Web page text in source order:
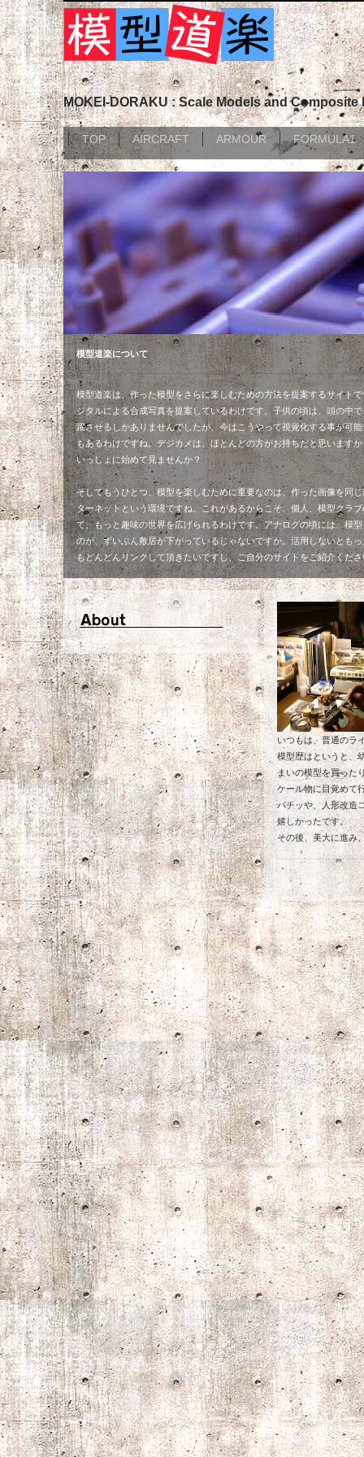
MOKEI-DORAKU : Scale Models and
TOP AIRCRAFT ARMOUR FORMULA1
模型道楽について
模型道楽は、作った模型をさらに楽しむための方法を提案するサイト
ジタルによる合成写真を提案しているわけです。子供の頃は、頭の中
躍させるしかありませんでしたが、今はこうやって視覚化する事が可
もあるわけですね。デジカメは、ほとんどの方がお持ちだと思います
いっしょに始めて見ませんか？
そしてもうひとつ、模型を楽しむために重要なのは、作った画像を同
ターネットという環境ですね。これがあるからこそ、個人、模型クラ
て、もっと趣味の世界を広げられるわけです。アナログの頃には、模
のが、ずいぶん敷居が下がっているじゃないですか。活用しないとも
もどんどんリンクして頂きたいですし、ご自分のサイトをご紹介くださ
いつもは、普通のラ
模型歴はというと、
まいの模型を買った
ケール物に目覚めて
パチッや、人形改造
嬉しかったです。
その後、美大に進み